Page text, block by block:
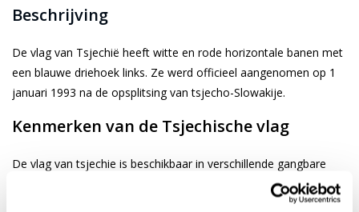
Beschrijving
De vlag van Tsjechië heeft witte en rode horizontale banen met
een blauwe driehoek links. Ze werd officieel aangenomen op 1
januari 1993 na de opsplitsing van tsjecho-Slowakije.
Kenmerken van de Tsjechische vlag
De vlag van tsjechie is beschikbaar in verschillende gangbare
afmetingen. Je kiest de gewenste afbeelding via de keuze optie.
De vlag is gemaakt van 3-draads geweven glanspolyester